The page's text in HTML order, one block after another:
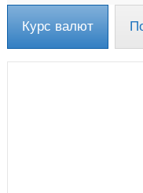
Курс валют